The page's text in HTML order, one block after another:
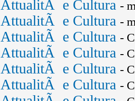
e Cultura -
e Cultura -
e Cultura -
e Cultura -
e Cultura -
e Cultura -